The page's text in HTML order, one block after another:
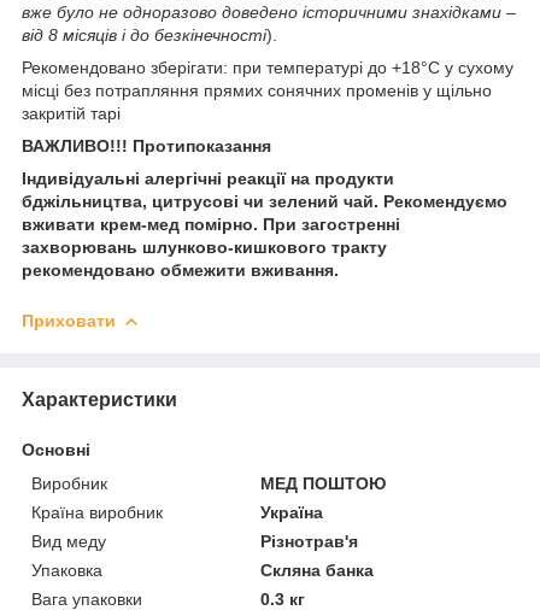
вже було не одноразово доведено історичними знахідками –
від 8 місяців і до безкінечності).
Рекомендовано зберігати: при температурі до +18°C у сухому
місці без потрапляння прямих сонячних променів у щільно
закритій тарі
ВАЖЛИВО!!! Протипоказання
Індивідуальні алергічні реакції на продукти
бджільництва, цитрусові чи зелений чай. Рекомендуємо
вживати крем-мед помірно. При загостренні
захворювань шлунково-кишкового тракту
рекомендовано обмежити вживання.
Приховати
Характеристики
Основні
Виробник
МЕД ПОШТОЮ
Країна виробник
Україна
Вид меду
Різнотрав'я
Упаковка
Скляна банка
Вага упаковки
0.3 кг